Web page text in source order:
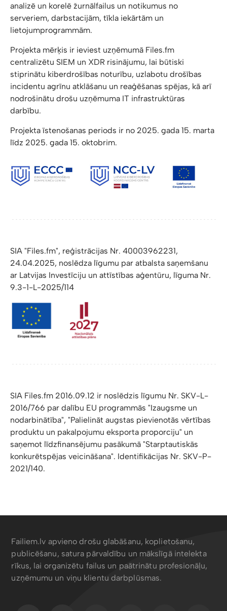
analizē un korelē žurnālfailus un notikumus no
serveriem, darbstacijām, tīkla iekārtām un
lietojumprogrammām.
Projekta mērķis ir ieviest uzņēmumā Files.fm
centralizētu SIEM un XDR risinājumu, lai būtiski
stiprinātu kiberdrošības noturību, uzlabotu drošības
incidentu agrīnu atklāšanu un reaģēšanas spējas, kā arī
nodrošinātu drošu uzņēmuma IT infrastruktūras
darbību.
Projekta īstenošanas periods ir no 2025. gada 15. marta
līdz 2025. gada 15. oktobrim.
SIA "Files.fm", reģistrācijas Nr. 40003962231,
24.04.2025, noslēdza līgumu par atbalsta saņemšanu
ar Latvijas Investīciju un attīstības aģentūru, līguma Nr.
9.3-1-L-2025/114
SIA Files.fm 2016.09.12 ir noslēdzis līgumu Nr. SKV-L-
2016/766 par dalību EU programmās "Izaugsme un
nodarbinātība", "Palielināt augstas pievienotās vērtības
produktu un pakalpojumu eksporta proporciju" un
saņemot līdzfinansējumu pasākumā "Starptautiskās
konkurētspējas veicināšana". Identifikācijas Nr. SKV-P-
2021/140.
Failiem.lv apvieno drošu glabāšanu, koplietošanu,
publicēšanu, satura pārvaldību un mākslīgā intelekta
rīkus, lai organizētu failus un paātrinātu profesionāļu,
uzņēmumu un viņu klientu darbplūsmas.